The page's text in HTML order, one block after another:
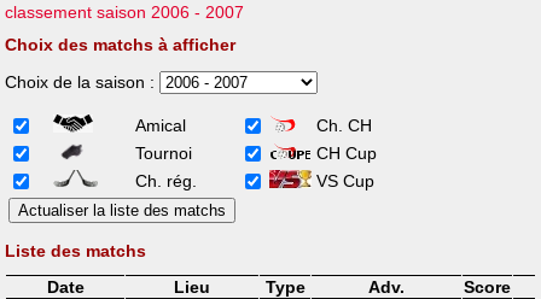
classement saison 2006 - 2007
Choix des matchs à afficher
Choix de la saison :
Amical
Ch. CH
Tournoi
CH Cup
Ch. rég.
VS Cup
Liste des matchs
Date
Lieu Type Adv.
Score